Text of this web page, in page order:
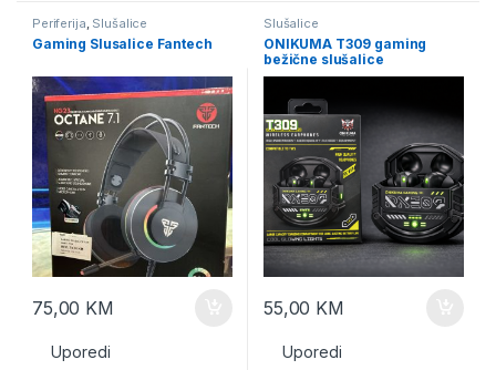
Periferija, Slušalice
Gaming Slusalice Fantech
75,00 KM
Uporedi
Slušalice
ONIKUMA T309 gaming
bežične slušalice
55,00 KM
Uporedi